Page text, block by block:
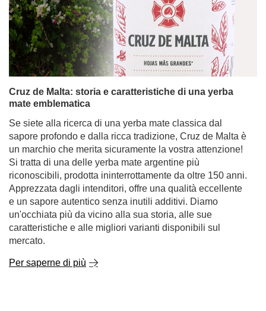
Cruz de Malta: storia e caratteristiche di una yerba
mate emblematica
Se siete alla ricerca di una yerba mate classica dal
sapore profondo e dalla ricca tradizione, Cruz de Malta è
un marchio che merita sicuramente la vostra attenzione!
Si tratta di una delle yerba mate argentine più
riconoscibili, prodotta ininterrottamente da oltre 150 anni.
Apprezzata dagli intenditori, offre una qualità eccellente
e un sapore autentico senza inutili additivi. Diamo
un'occhiata più da vicino alla sua storia, alle sue
caratteristiche e alle migliori varianti disponibili sul
mercato.
Per saperne di più